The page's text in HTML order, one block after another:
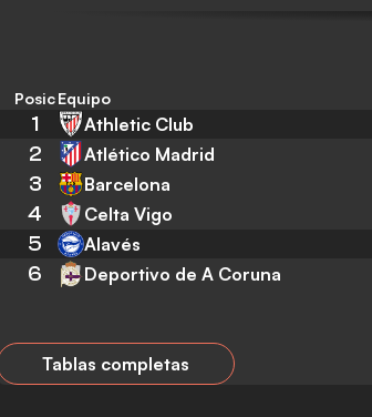
PosiciónEquipo
1 Athletic Club
2 Atlético Madrid
3 Barcelona
4 Celta Vigo
5 Alavés
6 Deportivo de A Coruna
Tablas completas